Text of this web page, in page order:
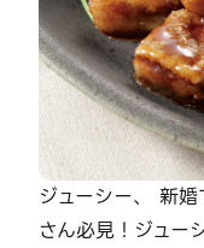
ジューシー、 新
さん必見！ジュー